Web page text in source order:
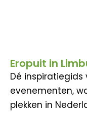
Eropuit in
Dé
evenementen,
plekken in